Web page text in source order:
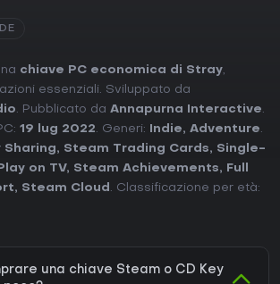
chiave PC economica di Stray,
essenziali. Sviluppato da
. Pubblicato da Annapurna Interactive.
19 lug 2022. Generi: Indie, Adventure.
Sharing, Steam Trading Cards, Single-
on TV, Steam Achievements,
Full
, Steam Cloud . Classificazione per età:
una chiave Steam o CD Key